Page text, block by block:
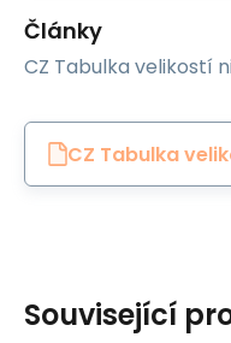
Články
CZ Tabulka velikostí
CZ Tabulka
Související